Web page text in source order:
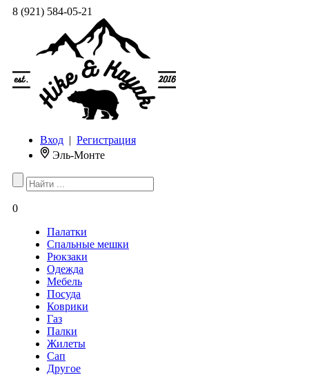
8 (921) 584-05-21
Вход | Регистрация
Эль-Монте
0
Палатки
Спальные мешки
Рюкзаки
Одежда
Мебель
Посуда
Коврики
Газ
Палки
Жилеты
Сап
Другое